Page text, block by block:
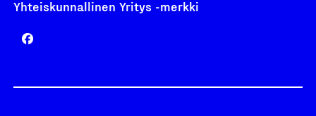
Yhteiskunnallinen Yritys -merkki